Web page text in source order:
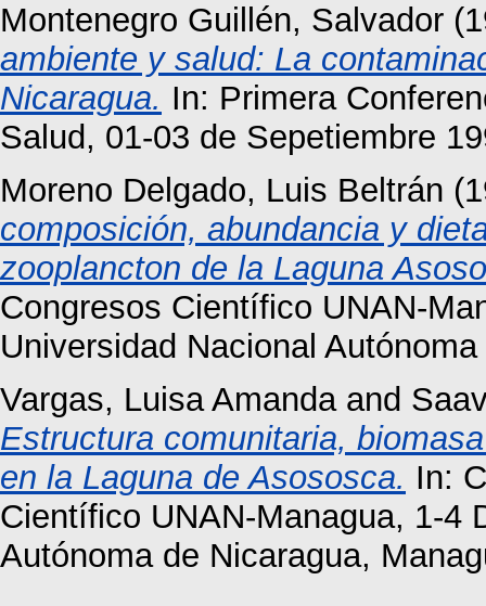
Montenegro Guillén, Salvador
ambiente y salud: La
Nicaragua. In: Primera
Salud, 01-03 de Sepetiembre
Moreno Delgado, Luis Beltrán
composición, abundancia y
zooplancton de la Laguna
Congresos Científico UNAN-
Universidad Nacional
Vargas, Luisa Amandaand
Estructura comunitaria,
en la Laguna de Asososca. In:
Científico UNAN-Managua, 1-4
Autónoma de Nicaragua,